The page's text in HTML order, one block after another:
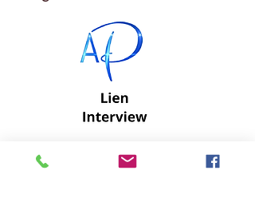
Podcast du 11/05/2022 pour la
100 ième de Legend Ladies